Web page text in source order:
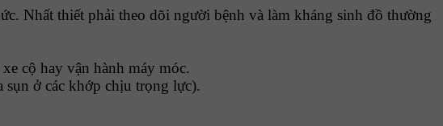
Nhất thiết phải theo dõi người bệnh và làm kháng sinh đồ thường
cộ hay vận hành máy móc.
sụn ở các khớp chịu trọng lực).